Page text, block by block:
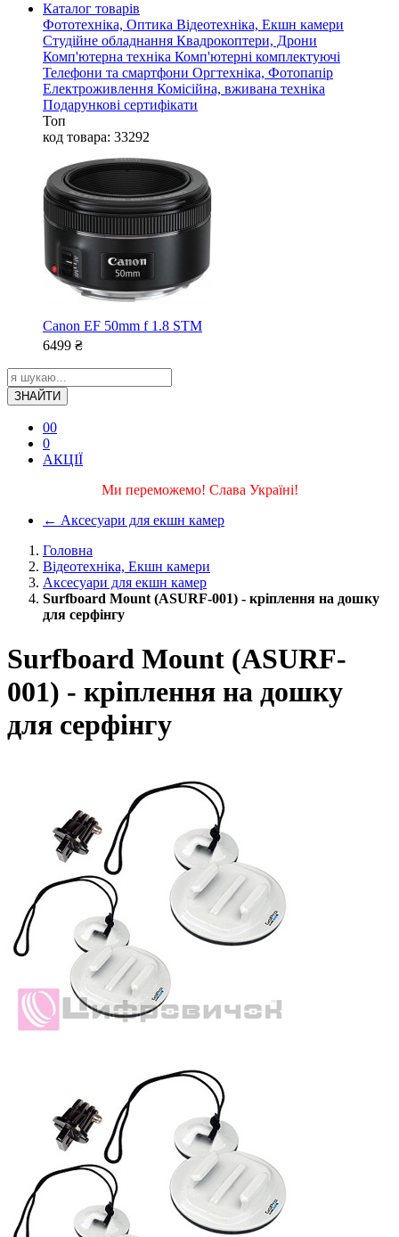
Каталог товарів
Фототехніка, Оптика Відеотехніка, Екшн камери
Студійне обладнання Квадрокоптери, Дрони
Комп'ютерна техніка Комп'ютерні комплектуючі
Телефони та смартфони Оргтехніка, Фотопапір
Електроживлення Комісійна, вживана техніка
Подарункові сертифікати
Топ
код товара: 33292
Canon EF 50mm f 1.8 STM
6499 ₴
ЗНАЙТИ
00
0
АКЦІЇ
Ми переможемо! Слава Україні!
← Аксесуари для екшн камер
Головна
Відеотехніка, Екшн камери
Аксесуари для екшн камер
Surfboard Mount (ASURF-001) - кріплення на дошку
для серфінгу
Surfboard Mount (ASURF-
001) - кріплення на дошку
для серфінгу